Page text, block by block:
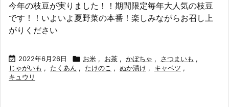
今年の枝豆が実りました！！期間限定毎年大人気の枝豆
です！！いよいよ夏野菜の本番！楽しみながらお召し上
がりください
 2022年6月26日  お米 , お茶 , かぼちゃ , さつまいも ,
じゃがいも , たくあん , たけのこ , ぬか漬け , キャベツ ,
キュウリ